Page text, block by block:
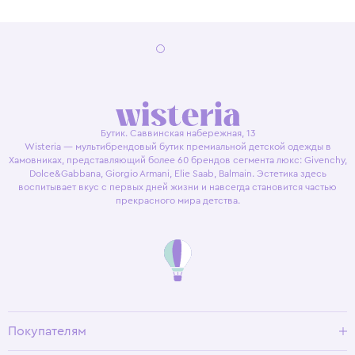
Бутик. Саввинская набережная, 13
Wisteria — мультибрендовый бутик премиальной детской одежды в
Хамовниках, представляющий более 60 брендов сегмента люкс: Givenchy,
Dolce&Gabbana, Giorgio Armani, Elie Saab, Balmain. Эстетика здесь
воспитывает вкус с первых дней жизни и навсегда становится частью
прекрасного мира детства.
Покупателям